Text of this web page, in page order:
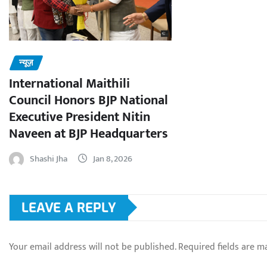
न्यूज़
International Maithili
Council Honors BJP National
Executive President Nitin
Naveen at BJP Headquarters
Shashi Jha Jan 8, 2026
LEAVE A REPLY
Your email address will not be published.Required fields are